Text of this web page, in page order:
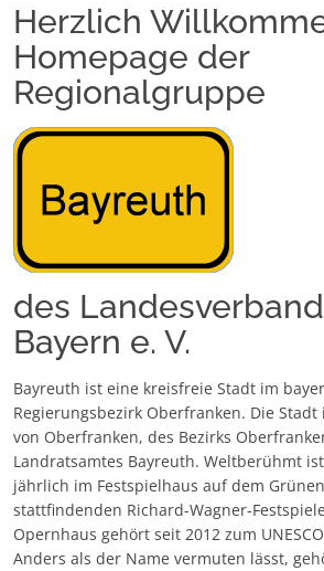
Herzlich
Homepage der
Regionalgruppe
des
Bayern e. V.
Bayreuth ist eine kreisfreie Stadt im
Regierungsbezirk Oberfranken. Die
von Oberfranken, des Bezirks
Landratsamtes Bayreuth. Weltberühmt
jährlich im Festspielhaus auf dem
stattfindenden Richard-Wagner-
Opernhaus gehört seit 2012 zum
Anders als der Name vermuten lässt,